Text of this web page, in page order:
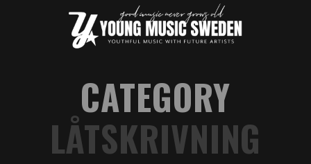
CATEGORY
LÅTSKRIVNING